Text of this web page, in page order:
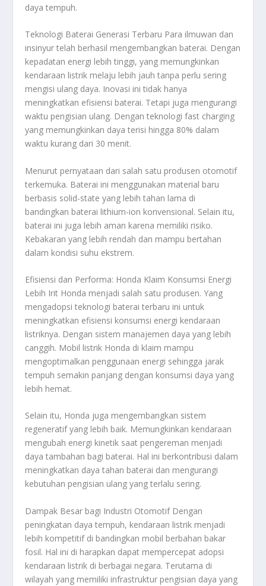
daya tempuh.
Teknologi Baterai Generasi Terbaru Para ilmuwan dan
insinyur telah berhasil mengembangkan baterai. Dengan
kepadatan energi lebih tinggi, yang memungkinkan
kendaraan listrik melaju lebih jauh tanpa perlu sering
mengisi ulang daya. Inovasi ini tidak hanya
meningkatkan efisiensi baterai. Tetapi juga mengurangi
waktu pengisian ulang. Dengan teknologi fast charging
yang memungkinkan daya terisi hingga 80% dalam
waktu kurang dari 30 menit.
Menurut pernyataan dari salah satu produsen otomotif
terkemuka. Baterai ini menggunakan material baru
berbasis solid-state yang lebih tahan lama di
bandingkan baterai lithium-ion konvensional. Selain itu,
baterai ini juga lebih aman karena memiliki risiko.
Kebakaran yang lebih rendah dan mampu bertahan
dalam kondisi suhu ekstrem.
Efisiensi dan Performa: Honda Klaim Konsumsi Energi
Lebih Irit Honda menjadi salah satu produsen. Yang
mengadopsi teknologi baterai terbaru ini untuk
meningkatkan efisiensi konsumsi energi kendaraan
listriknya. Dengan sistem manajemen daya yang lebih
canggih. Mobil listrik Honda di klaim mampu
mengoptimalkan penggunaan energi sehingga jarak
tempuh semakin panjang dengan konsumsi daya yang
lebih hemat.
Selain itu, Honda juga mengembangkan sistem
regeneratif yang lebih baik. Memungkinkan kendaraan
mengubah energi kinetik saat pengereman menjadi
daya tambahan bagi baterai. Hal ini berkontribusi dalam
meningkatkan daya tahan baterai dan mengurangi
kebutuhan pengisian ulang yang terlalu sering.
Dampak Besar bagi Industri Otomotif Dengan
peningkatan daya tempuh, kendaraan listrik menjadi
lebih kompetitif di bandingkan mobil berbahan bakar
fosil. Hal ini di harapkan dapat mempercepat adopsi
kendaraan listrik di berbagai negara. Terutama di
wilayah yang memiliki infrastruktur pengisian daya yang